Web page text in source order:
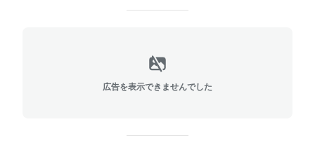
広告を表示できませんでした